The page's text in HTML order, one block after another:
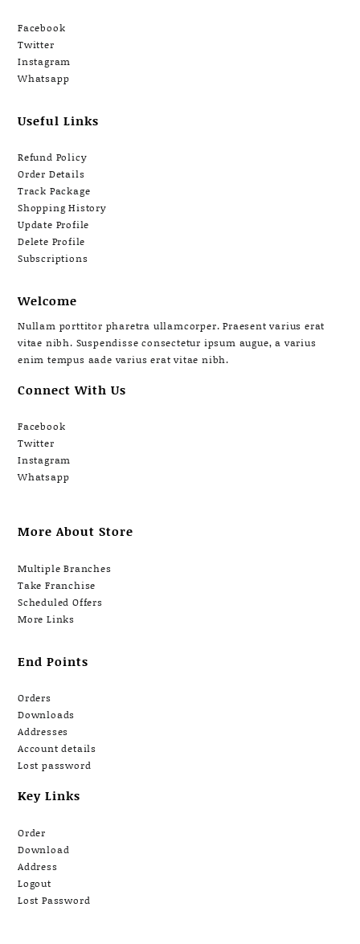
Facebook
Twitter
Instagram
Whatsapp
Useful Links
Refund Policy
Order Details
Track Package
Shopping History
Update Profile
Delete Profile
Subscriptions
Welcome
Nullam porttitor pharetra ullamcorper. Praesent varius erat
vitae nibh. Suspendisse consectetur ipsum augue, a varius
enim tempus aade varius erat vitae nibh.
Connect With Us
Facebook
Twitter
Instagram
Whatsapp
More About Store
Multiple Branches
Take Franchise
Scheduled Offers
More Links
End Points
Orders
Downloads
Addresses
Account details
Lost password
Key Links
Order
Download
Address
Logout
Lost Password